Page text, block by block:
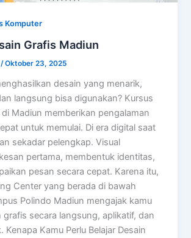
Komputer
Grafis Madiun
/Oktober 23, 2025
desain yang menarik,
langsung bisa digunakan? Kursus
di Madiun memberikan pengalaman
untuk memulai. Di era digital saat
sekadar pelengkap. Visual
pertama, membentuk identitas,
pesan secara cepat. Karena itu,
Center yang berada di bawah
Polindo Madiun mengajak kamu
grafis secara langsung, aplikatif, dan
Kenapa Kamu Perlu Belajar Desain